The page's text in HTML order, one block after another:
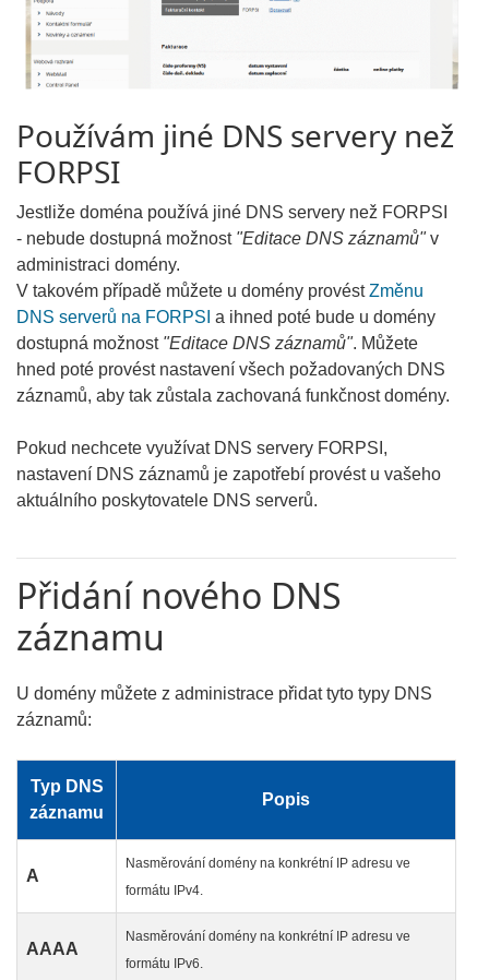
Používám jiné DNS servery než
FORPSI
Jestliže doména používá jiné DNS servery než FORPSI
- nebude dostupná možnost "Editace DNS záznamů" v
administraci domény.
V takovém případě můžete u domény provéstZměnu
DNS serverů na FORPSI a ihned poté bude u domény
dostupná možnost "Editace DNS záznamů". Můžete
hned poté provést nastavení všech požadovaných DNS
záznamů, aby tak zůstala zachovaná funkčnost domény.
Pokud nechcete využívat DNS servery FORPSI,
nastavení DNS záznamů je zapotřebí provést u vašeho
aktuálního poskytovatele DNS serverů.
Přidání nového DNS
záznamu
U domény můžete z administrace přidat tyto typy DNS
záznamů:
Typ DNS
záznamu
Popis
A
Nasměrování domény na konkrétní IP adresu ve
formátu IPv4.
AAAA
Nasměrování domény na konkrétní IP adresu ve
formátu IPv6.